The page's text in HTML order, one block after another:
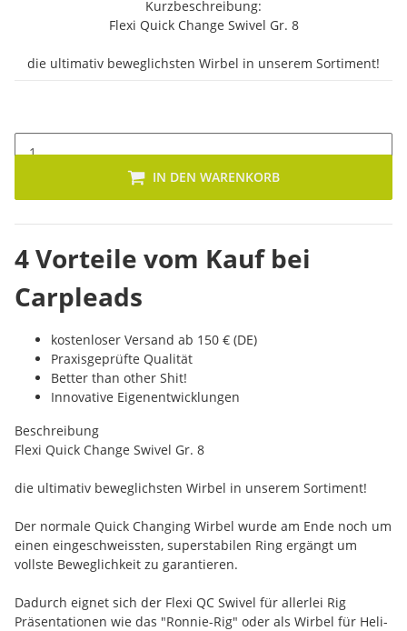
Kurzbeschreibung:
Flexi Quick Change Swivel Gr. 8
die ultimativ beweglichsten Wirbel in unserem Sortiment!
IN DEN WARENKORB
4 Vorteile vom Kauf bei
Carpleads
kostenloser Versand ab 150 € (DE)
Praxisgeprüfte Qualität
Better than other Shit!
Innovative Eigenentwicklungen
Beschreibung
Flexi Quick Change Swivel Gr. 8
die ultimativ beweglichsten Wirbel in unserem Sortiment!
Der normale Quick Changing Wirbel wurde am Ende noch um
einen eingeschweissten, superstabilen Ring ergängt um
vollste Beweglichkeit zu garantieren.
Dadurch eignet sich der Flexi QC Swivel für allerlei Rig
Präsentationen wie das "Ronnie-Rig" oder als Wirbel für Heli-